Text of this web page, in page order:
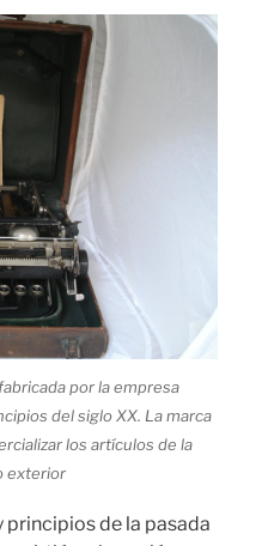
por la empresa
del siglo XX. La marca
los artículos de la
exterior
principios de la pasada